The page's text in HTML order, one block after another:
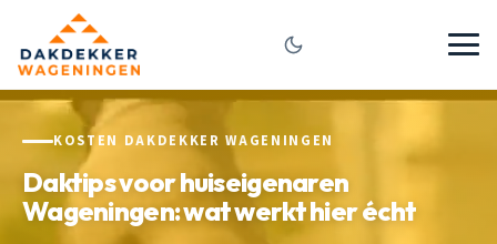
KOSTEN DAKDEKKER WAGENINGEN
Daktips voor huiseigenaren
Wageningen: wat werkt hier écht